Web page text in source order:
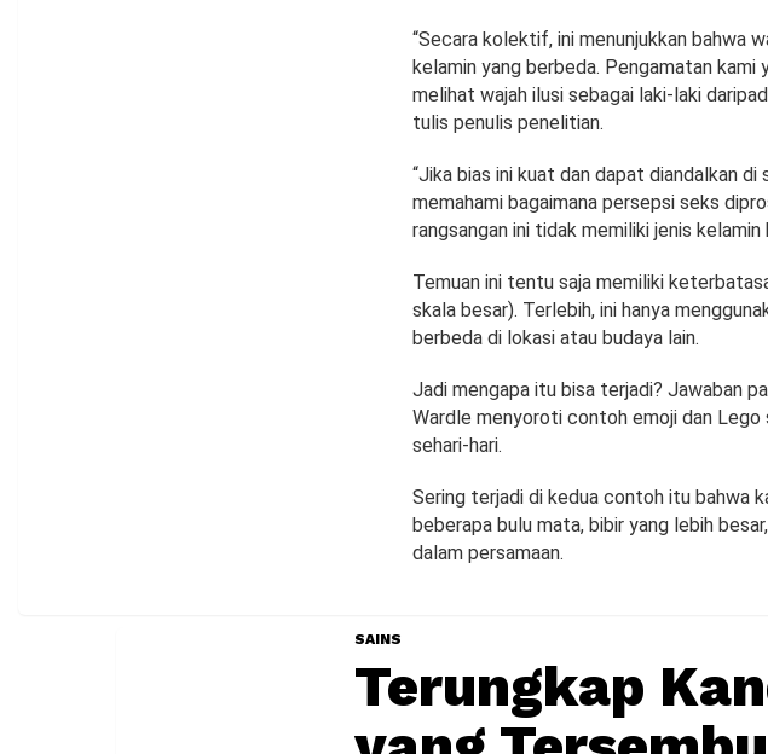
“Secara kolektif, ini menunjukkan bahwa
kelamin yang berbeda. Pengamatan
melihat wajah ilusi sebagai laki-laki
tulis penulis penelitian.
“Jika bias ini kuat dan dapat diandalkan
memahami bagaimana persepsi seks
rangsangan ini tidak memiliki jenis kelamin
Temuan ini tentu saja memiliki
skala besar). Terlebih, ini hanya
berbeda di lokasi atau budaya lain.
Jadi mengapa itu bisa terjadi? Jawaban
Wardle menyoroti contoh emoji dan
sehari-hari.
Sering terjadi di kedua contoh itu bahwa
beberapa bulu mata, bibir yang lebih
dalam persamaan.
SAINS
Terungkap